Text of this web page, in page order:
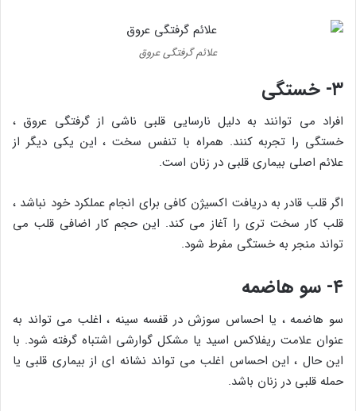
علائم گرفتگی عروق
۳- خستگی
افراد می توانند به دلیل نارسایی قلبی ناشی از گرفتگی عروق ،
خستگی را تجربه کنند. همراه با تنفس سخت ، این یکی دیگر از
علائم اصلی بیماری قلبی در زنان است.
اگر قلب قادر به دریافت اکسیژن کافی برای انجام عملکرد خود نباشد ،
قلب کار سخت تری را آغاز می کند. این حجم کار اضافی قلب می
تواند منجر به خستگی مفرط شود.
۴- سو هاضمه
سو هاضمه ، یا احساس سوزش در قفسه سینه ، اغلب می تواند به
عنوان علامت ریفلاکس اسید یا مشکل گوارشی اشتباه گرفته شود. با
این حال ، این احساس اغلب می تواند نشانه ای از بیماری قلبی یا
حمله قلبی در زنان باشد.